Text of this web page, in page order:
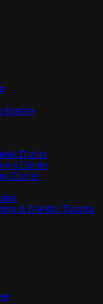
İşleme
Diziler
Diziler
Diziler
& Bileklik Tasarla